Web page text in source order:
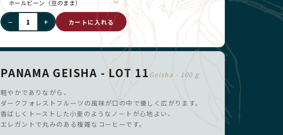
− + カートに入れる
PANAMA GEISHA - LOT 11 Geisha - 100 g
軽やかでありながら、
ダークフォレストフルーツの風味が口の中で優しく広がります。
香ばしくトーストした小麦のようなノートが心地よい、
エレガントで丸みのある複雑なコーヒーです。